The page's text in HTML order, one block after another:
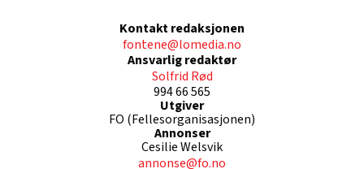
Kontakt redaksjonen
fontene@lomedia.no
Ansvarlig redaktør
Solfrid Rød
994 66 565
Utgiver
FO (Fellesorganisasjonen)
Annonser
Cesilie Welsvik
annonse@fo.no